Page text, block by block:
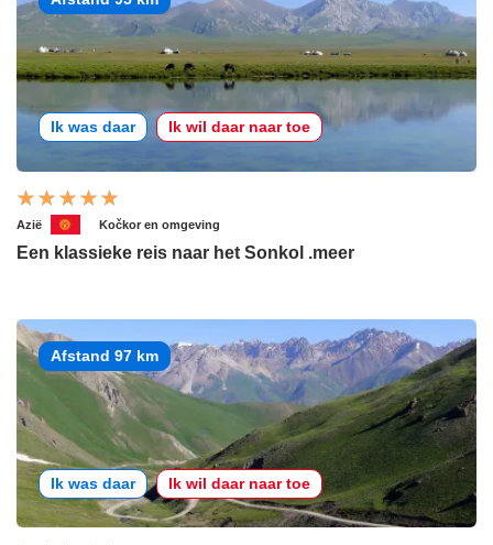
Ik was daar Ik wil daar naar toe
Azië Kočkor en omgeving
Een klassieke reis naar het Sonkol .meer
Afstand 97 km
Ik was daar Ik wil daar naar toe